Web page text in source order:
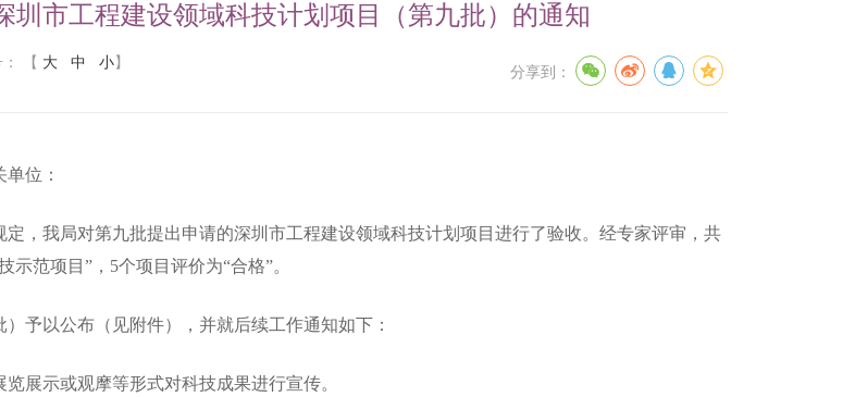
市工程建设领域科技计划项目（第九批）的通知
【 大 中 小 】
分享到：
位：
我局对第九批提出申请的深圳市工程建设领域科技计划项目进行了验收。经专家评审，共
范项目”，5个项目评价为“合格”。
以公布（见附件），并就后续工作通知如下：
示或观摩等形式对科技成果进行宣传。